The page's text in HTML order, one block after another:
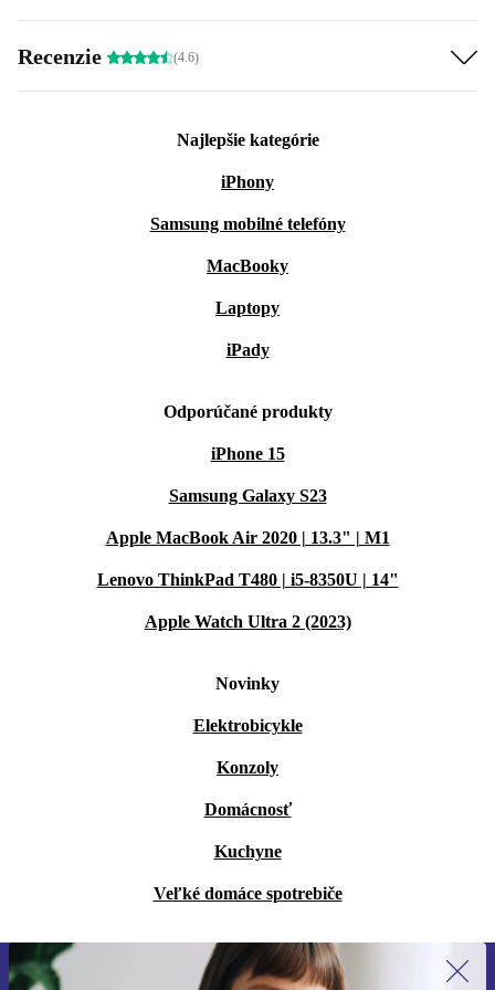
Recenzie (4.6)
Najlepšie kategórie
iPhony
Samsung mobilné telefóny
MacBooky
Laptopy
iPady
Odporúčané produkty
iPhone 15
Samsung Galaxy S23
Apple MacBook Air 2020 | 13.3" | M1
Lenovo ThinkPad T480 | i5-8350U | 14"
Apple Watch Ultra 2 (2023)
Novinky
Elektrobicykle
Konzoly
Domácnosť
Kuchyne
Veľké domáce spotrebiče